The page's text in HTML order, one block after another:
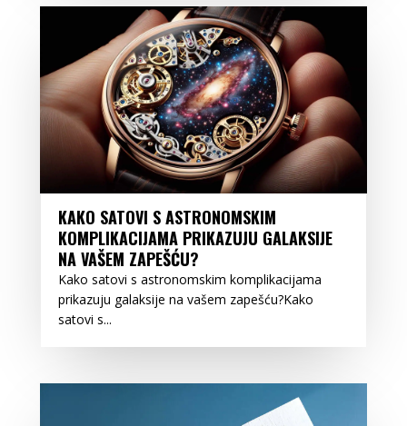
KAKO SATOVI S ASTRONOMSKIM
KOMPLIKACIJAMA PRIKAZUJU GALAKSIJE
NA VAŠEM ZAPEŠĆU?
Kako satovi s astronomskim komplikacijama
prikazuju galaksije na vašem zapešću?Kako
satovi s...